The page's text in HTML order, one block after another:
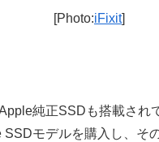
[Photo:iFixit]
純正SSDも搭載され
SSDモデルを購入し、そ